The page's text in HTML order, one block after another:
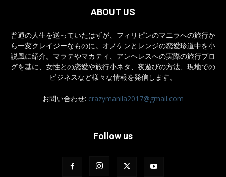
ABOUT US
普通の人生を送っていたはずが、フィリピンのマニラへの旅行か
ら一変クレイジーなものに。オノケンとレンジの恋愛珍道中を小
説風に紹介。マラテやマカティ、アンヘレスへの実際の旅行ブロ
グを基に、女性との恋愛や旅行小ネタ、夜遊びの方法、現地での
ビジネスなど様々な情報を発信します。
お問い合わせ: crazymanila2017@gmail.com
Follow us